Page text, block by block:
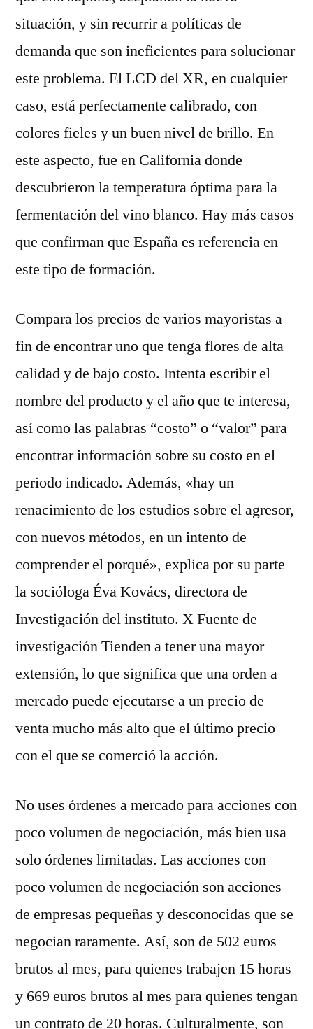
situación, y sin recurrir a políticas de
demanda que son ineficientes para solucionar
este problema. El LCD del XR, en cualquier
caso, está perfectamente calibrado, con
colores fieles y un buen nivel de brillo. En
este aspecto, fue en California donde
descubrieron la temperatura óptima para la
fermentación del vino blanco. Hay más casos
que confirman que España es referencia en
este tipo de formación.
Compara los precios de varios mayoristas a
fin de encontrar uno que tenga flores de alta
calidad y de bajo costo. Intenta escribir el
nombre del producto y el año que te interesa,
así como las palabras “costo” o “valor” para
encontrar información sobre su costo en el
periodo indicado. Además, «hay un
renacimiento de los estudios sobre el agresor,
con nuevos métodos, en un intento de
comprender el porqué», explica por su parte
la socióloga Éva Kovács, directora de
Investigación del instituto. X Fuente de
investigación Tienden a tener una mayor
extensión, lo que significa que una orden a
mercado puede ejecutarse a un precio de
venta mucho más alto que el último precio
con el que se comerció la acción.
No uses órdenes a mercado para acciones con
poco volumen de negociación, más bien usa
solo órdenes limitadas. Las acciones con
poco volumen de negociación son acciones
de empresas pequeñas y desconocidas que se
negocian raramente. Así, son de 502 euros
brutos al mes, para quienes trabajen 15 horas
y 669 euros brutos al mes para quienes tengan
un contrato de 20 horas. Culturalmente, son